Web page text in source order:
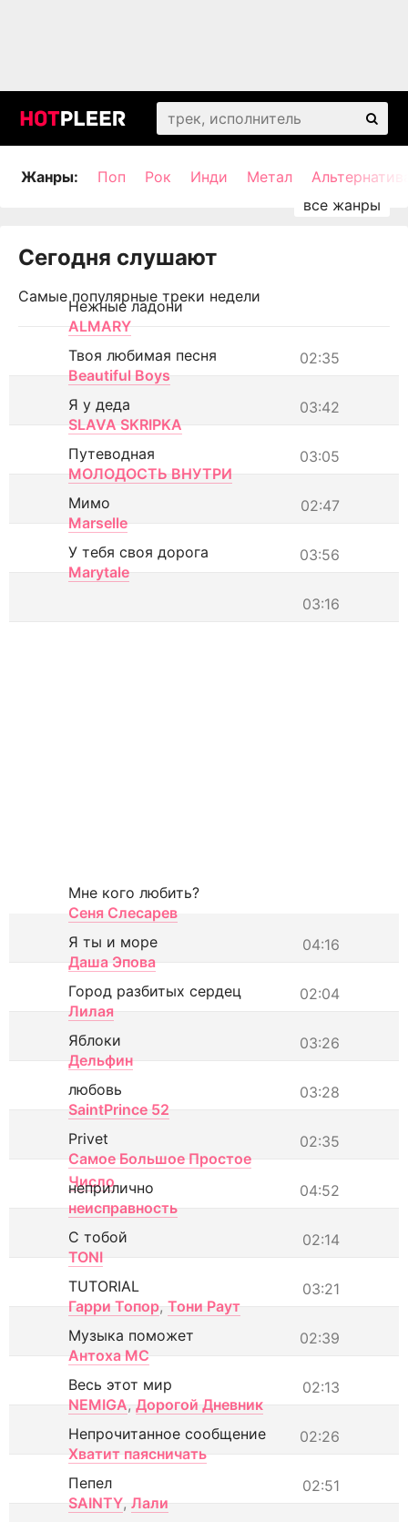
Жанры: Поп Рок Инди Метал
Сегодня слушают
Самые популярные треки недели
Нежные ладони
ALMARY
02:35
Твоя любимая песня
Beautiful Boys
03:42
Я у деда
SLAVA SKRIPKA
03:05
Путеводная
МОЛОДОСТЬ ВНУТРИ
02:47
Мимо
Marselle
03:56
У тебя своя дорога
Marytale
03:16
Мне кого любить?
Сеня Слесарев
04:16
Я ты и море
Даша Эпова
02:04
Город разбитых сердец
Лилая
03:26
Яблоки
Дельфин
03:28
любовь
SaintPrince 52
02:35
Privet
Самое Большое Простое
Число
04:52
неприлично
неисправность
02:14
С тобой
TONI
03:21
TUTORIAL
Гарри Топор, Тони Раут
02:39
Музыка поможет
Антоха МС
02:13
Весь этот мир
NEMIGA, Дорогой Дневник
02:26
Непрочитанное сообщение
Хватит паясничать
02:51
Пепел
SAINTY, Лали